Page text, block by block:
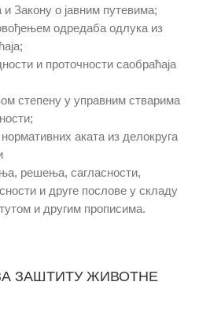
и Закону о јавним путевима;
одредаба одлука из
и проточности саобраћаја
степену у управним стварима
аката из делокруга
решења, сагласности,
и друге послове у складу
и другим прописима.
ЗАШТИТУ ЖИВОТНЕ